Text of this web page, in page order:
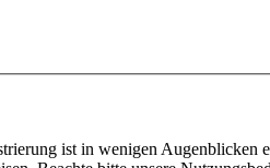
ist in wenigen